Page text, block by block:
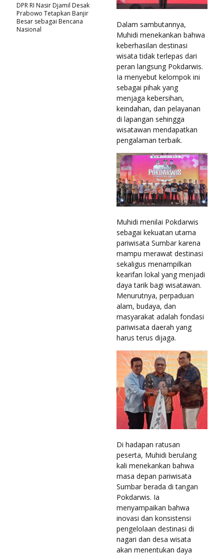
Dalam sambutannya,
Muhidi menekankan bahwa
keberhasilan destinasi
wisata tidak terlepas dari
peran langsung Pokdarwis.
Ia menyebut kelompok ini
sebagai pihak yang
menjaga kebersihan,
keindahan, dan pelayanan
di lapangan sehingga
wisatawan mendapatkan
pengalaman terbaik.
Muhidi menilai Pokdarwis
sebagai kekuatan utama
pariwisata Sumbar karena
mampu merawat destinasi
sekaligus menampilkan
kearifan lokal yang menjadi
daya tarik bagi wisatawan.
Menurutnya, perpaduan
alam, budaya, dan
masyarakat adalah fondasi
pariwisata daerah yang
harus terus dijaga.
Di hadapan ratusan
peserta, Muhidi berulang
kali menekankan bahwa
masa depan pariwisata
Sumbar berada di tangan
Pokdarwis. Ia
menyampaikan bahwa
inovasi dan konsistensi
pengelolaan destinasi di
nagari dan desa wisata
akan menentukan daya
DPR RI Nasir Djamil Desak
Prabowo Tetapkan Banjir
Besar sebagai Bencana
Nasional